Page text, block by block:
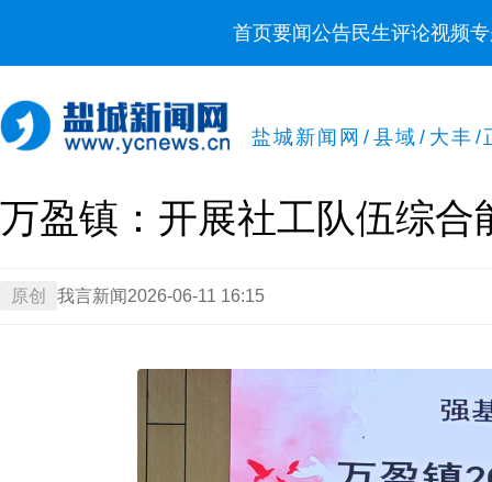
首页要闻公告民生评论视频
盐城新闻网 / 县域 / 大丰 /
万盈镇：开展社工队伍综合
原创 我言新闻 2026-06-11 16:15